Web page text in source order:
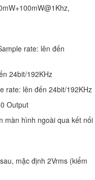
rate: lên đến
24bit/192KHz
rate: lên đến 24bit/192KHz
Output
màn hình ngoài qua kết nối
mặc định 2Vrms (kiểm